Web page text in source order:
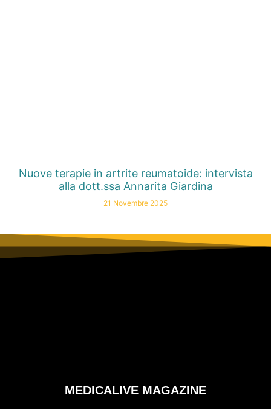
Nuove terapie in artrite reumatoide: intervista
alla dott.ssa Annarita Giardina
21 Novembre 2025
MEDICALIVE MAGAZINE